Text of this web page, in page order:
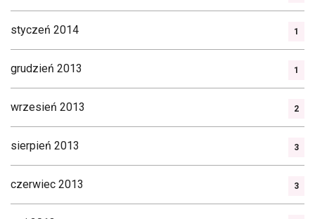
styczeń 2014 1
grudzień 2013 1
wrzesień 2013 2
sierpień 2013 3
czerwiec 2013 3